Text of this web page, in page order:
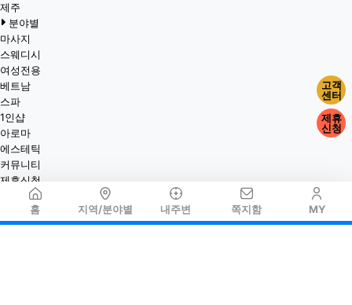
홈 지역/분야별 내주변 쪽지함 MY
제주
분야별
마사지
스웨디시
여성전용
베트남
스파
1인샵
아로마
에스테틱
커뮤니티
제휴신청
고객
센터
제휴
신청